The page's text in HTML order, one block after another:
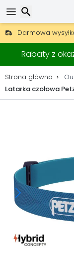
Darmowa
30 dni na zwrot,
Najlepsze ceny
Rabaty z
Strona główna
Latarka czołowa